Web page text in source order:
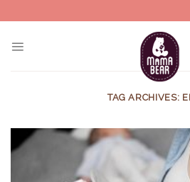
to
TAG ARCHIVES: